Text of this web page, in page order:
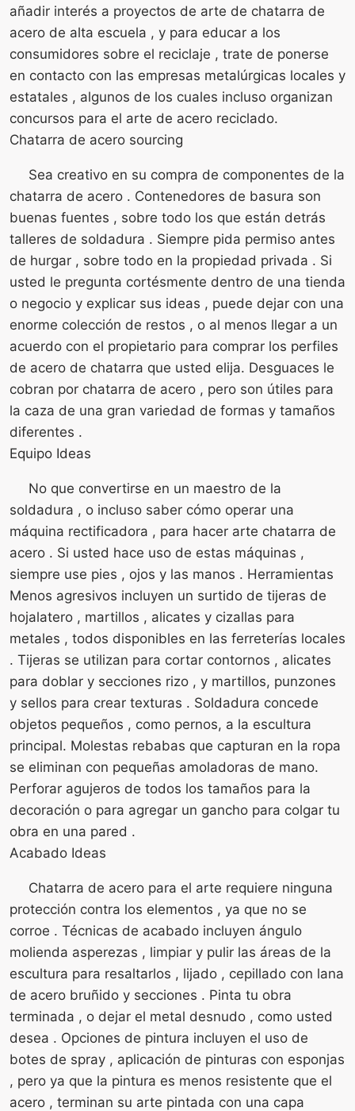
añadir interés a proyectos de arte de chatarra de
acero de alta escuela , y para educar a los
consumidores sobre el reciclaje , trate de ponerse
en contacto con las empresas metalúrgicas locales y
estatales , algunos de los cuales incluso organizan
concursos para el arte de acero reciclado.
Chatarra de acero sourcing
Sea creativo en su compra de componentes de la
chatarra de acero . Contenedores de basura son
buenas fuentes , sobre todo los que están detrás
talleres de soldadura . Siempre pida permiso antes
de hurgar , sobre todo en la propiedad privada . Si
usted le pregunta cortésmente dentro de una tienda
o negocio y explicar sus ideas , puede dejar con una
enorme colección de restos , o al menos llegar a un
acuerdo con el propietario para comprar los perfiles
de acero de chatarra que usted elija. Desguaces le
cobran por chatarra de acero , pero son útiles para
la caza de una gran variedad de formas y tamaños
diferentes .
Equipo Ideas
No que convertirse en un maestro de la
soldadura , o incluso saber cómo operar una
máquina rectificadora , para hacer arte chatarra de
acero . Si usted hace uso de estas máquinas ,
siempre use pies , ojos y las manos . Herramientas
Menos agresivos incluyen un surtido de tijeras de
hojalatero , martillos , alicates y cizallas para
metales , todos disponibles en las ferreterías locales
. Tijeras se utilizan para cortar contornos , alicates
para doblar y secciones rizo , y martillos, punzones
y sellos para crear texturas . Soldadura concede
objetos pequeños , como pernos, a la escultura
principal. Molestas rebabas que capturan en la ropa
se eliminan con pequeñas amoladoras de mano.
Perforar agujeros de todos los tamaños para la
decoración o para agregar un gancho para colgar tu
obra en una pared .
Acabado Ideas
Chatarra de acero para el arte requiere ninguna
protección contra los elementos , ya que no se
corroe . Técnicas de acabado incluyen ángulo
molienda asperezas , limpiar y pulir las áreas de la
escultura para resaltarlos , lijado , cepillado con lana
de acero bruñido y secciones . Pinta tu obra
terminada , o dejar el metal desnudo , como usted
desea . Opciones de pintura incluyen el uso de
botes de spray , aplicación de pinturas con esponjas
, pero ya que la pintura es menos resistente que el
acero , terminan su arte pintada con una capa